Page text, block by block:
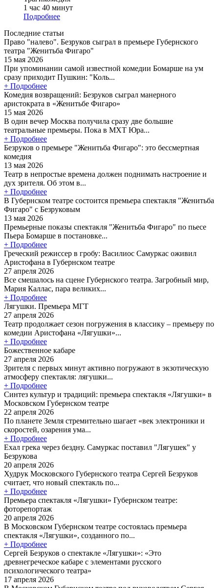
1 час 40 минут
Подробнее
Последние статьи
Право "налево". Безруков сыграл в премьере Губернского
театра "Женитьба Фигаро"
15 мая 2026
При упоминании самой известной комедии Бомарше на ум
сразу приходит Пушкин: "Коль...
+ Подробнее
Комедия возвращений: Безруков сыграл манерного
аристократа в «Женитьбе Фигаро»
15 мая 2026
В один вечер Москва получила сразу две большие
театральные премьеры. Пока в МХТ Юра...
+ Подробнее
Безруков о премьере "Женитьба Фигаро": это бессмертная
комедия
13 мая 2026
Театр в непростые времена должен поднимать настроение и
дух зрителя. Об этом в...
+ Подробнее
В Губернском театре состоится премьера спектакля "Женитьба
Фигаро" с Безруковым
13 мая 2026
Премьерные показы спектакля "Женитьба Фигаро" по пьесе
Пьера Бомарше в постановке...
+ Подробнее
Греческий режиссер в гробу: Василиос Самуркас оживил
Аристофана в Губернском театре
27 апреля 2026
Все смешалось на сцене Губернского театра. Загробный мир,
Мария Каллас, пара великих...
+ Подробнее
Лягушки. Премьера МГТ
27 апреля 2026
Театр продолжает сезон погружения в классику – премьеру по
комедии Аристофана «Лягушки»...
+ Подробнее
Божественное кабаре
27 апреля 2026
Зрителя с первых минут активно погружают в экзотическую
атмосферу спектакля: лягушки...
+ Подробнее
Синтез культур и традиций: премьера спектакля «Лягушки» в
Московском Губернском театре
22 апреля 2026
По планете Земля стремительно шагает «век электроники и
скоростей, озарения ума...
+ Подробнее
Ехал грека через бездну. Самуркас поставил "Лягушек" у
Безрукова
20 апреля 2026
Худрук Московского Губернского театра Сергей Безруков
считает, что новый спектакль по...
+ Подробнее
Премьера спектакля «Лягушки» Губернском театре:
фоторепортаж
20 апреля 2026
В Московском Губернском театре состоялась премьера
спектакля «Лягушки», созданного по...
+ Подробнее
Сергей Безруков о спектакле «Лягушки»: «Это
древнегреческое кабаре с элементами русского
психологического театра»
17 апреля 2026